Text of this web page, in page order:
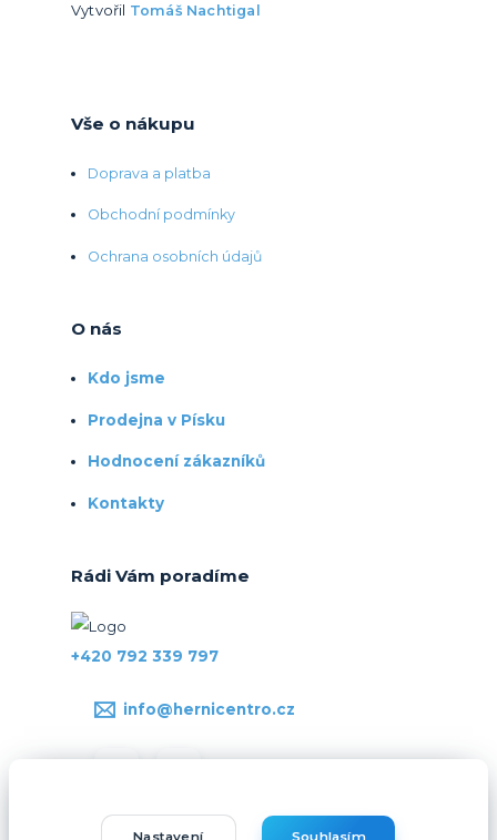
Vytvořil Tomáš Nachtigal
Vše o nákupu
Doprava a platba
Obchodní podmínky
Ochrana osobních údajů
O nás
Kdo jsme
Prodejna v Písku
Hodnocení zákazníků
Kontakty
Rádi Vám poradíme
+420 792 339 797
info@hernicentro.cz
Nastavení Souhlasím